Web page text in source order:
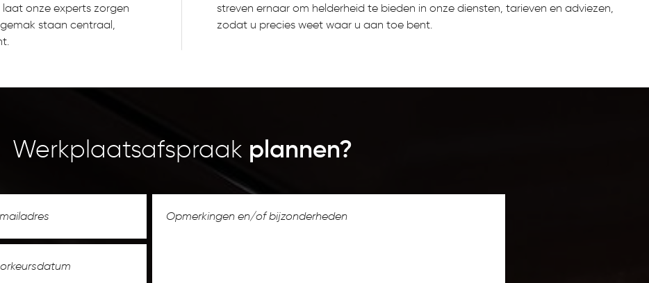
laat onze experts zorgen
staan centraal,
streven ernaar om helderheid te bieden in onze diensten, tarieven en adviezen,
zodat u precies weet waar u aan toe bent.
Werkplaatsafspraak plannen?